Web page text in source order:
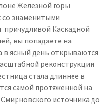
Железной горы
знаменитыми
Каскадной
вы попадаете на
ясный день открываются
реконструкции
стала длиннее в
самой протяженной на
источника до